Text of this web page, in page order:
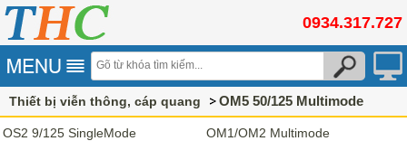
0934.317.727
Thiết bị viễn thông, cáp quang OM5 50/125 Multimode
OS2 9/125 SingleMode OM1/OM2 Multimode